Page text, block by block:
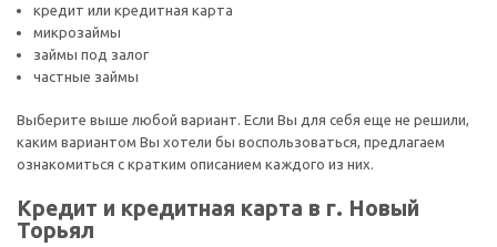
кредит или кредитная карта
микрозаймы
займы под залог
частные займы
Выберите выше любой вариант. Если Вы для себя еще не решили,
каким вариантом Вы хотели бы воспользоваться, предлагаем
ознакомиться с кратким описанием каждого из них.
Кредит и кредитная карта в г. Новый
Торьял